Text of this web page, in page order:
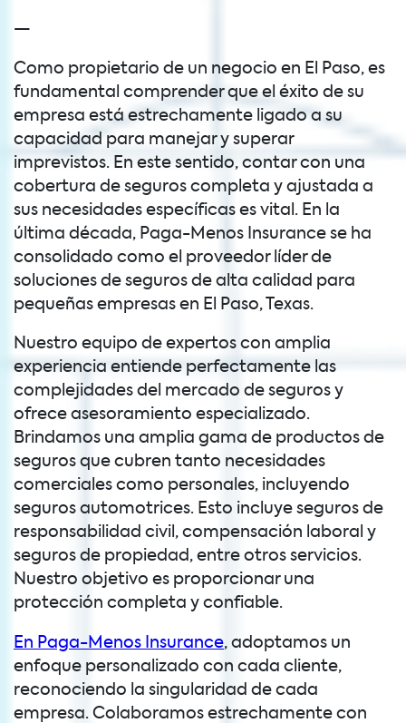
—
Como propietario de un negocio en El Paso, es
fundamental comprender que el éxito de su
empresa está estrechamente ligado a su
capacidad para manejar y superar
imprevistos. En este sentido, contar con una
cobertura de seguros completa y ajustada a
sus necesidades específicas es vital. En la
última década, Paga-Menos Insurance se ha
consolidado como el proveedor líder de
soluciones de seguros de alta calidad para
pequeñas empresas en El Paso, Texas.
Nuestro equipo de expertos con amplia
experiencia entiende perfectamente las
complejidades del mercado de seguros y
ofrece asesoramiento especializado.
Brindamos una amplia gama de productos de
seguros que cubren tanto necesidades
comerciales como personales, incluyendo
seguros automotrices. Esto incluye seguros de
responsabilidad civil, compensación laboral y
seguros de propiedad, entre otros servicios.
Nuestro objetivo es proporcionar una
protección completa y confiable.
En Paga-Menos Insurance, adoptamos un
enfoque personalizado con cada cliente,
reconociendo la singularidad de cada
empresa. Colaboramos estrechamente con